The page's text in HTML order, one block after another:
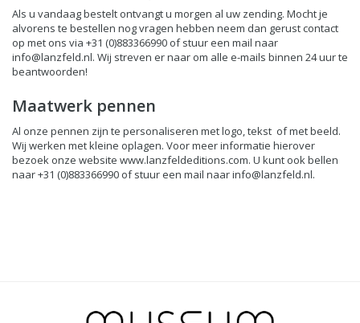
Als u vandaag bestelt ontvangt u morgen al uw zending. Mocht je
alvorens te bestellen nog vragen hebben neem dan gerust contact
op met ons via +31 (0)883366990 of stuur een mail naar
info@lanzfeld.nl. Wij streven er naar om alle e-mails binnen 24 uur te
beantwoorden!
Maatwerk pennen
Al onze pennen zijn te personaliseren met logo, tekst of met beeld.
Wij werken met kleine oplagen. Voor meer informatie hierover
bezoek onze website www.lanzfeldeditions.com. U kunt ook bellen
naar +31 (0)883366990 of stuur een mail naarinfo@lanzfeld.nl.